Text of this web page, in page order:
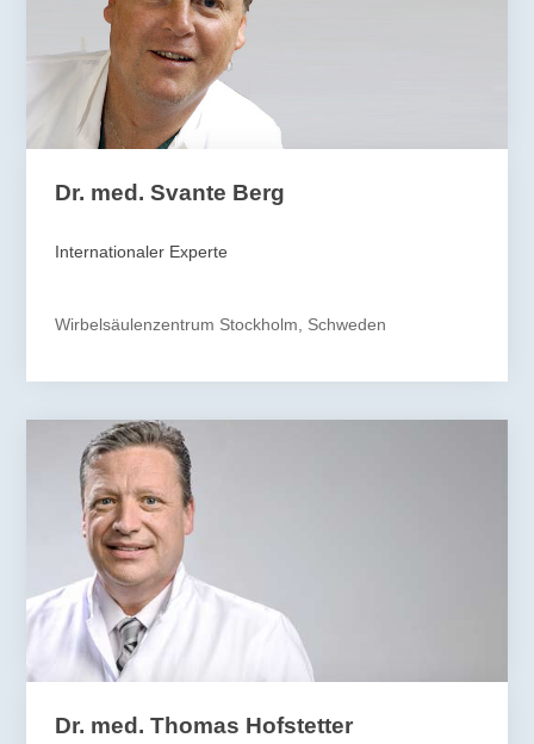
Dr. med. Svante Berg
Internationaler Experte
Wirbelsäulenzentrum Stockholm, Schweden
Dr. med. Thomas Hofstetter